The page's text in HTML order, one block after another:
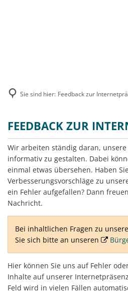
Sie sind hier: Feedback zur
Feedback
zur
Internetpräsenz
FEEDBACK ZUR
Wir arbeiten ständig daran,
informativ zu gestalten. Dabei
einmal etwas übersehen. Haben
Verbesserungsvorschläge zu
ein Fehler aufgefallen? Dann
Nachricht.
Bei inhaltlichen Fragen zu
Sie sich bitte an unseren
Hier können Sie uns auf Fehler
Inhalte auf unserer
Feld wird in vielen Fällen